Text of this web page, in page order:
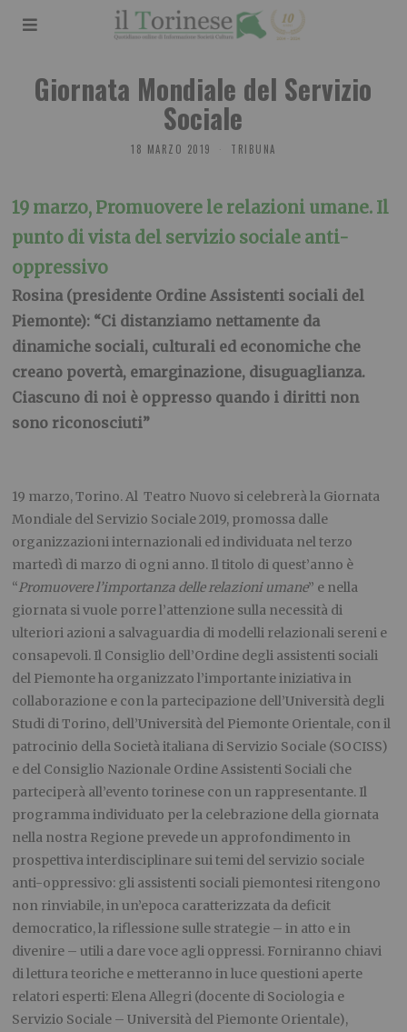
Giornata Mondiale del Servizio
Sociale
18 MARZO 2019 TRIBUNA
19 marzo, Promuovere le relazioni umane. Il
punto di vista del servizio sociale anti-
oppressivo
Rosina (presidente Ordine Assistenti sociali del
Piemonte): “Ci distanziamo nettamente da
dinamiche sociali, culturali ed economiche che
creano povertà, emarginazione, disuguaglianza.
Ciascuno di noi è oppresso quando i diritti non
sono riconosciuti”
19 marzo, Torino. Al Teatro Nuovo si celebrerà la Giornata
Mondiale del Servizio Sociale 2019, promossa dalle
organizzazioni internazionali ed individuata nel terzo
martedì di marzo di ogni anno. Il titolo di quest’anno è
“Promuovere l’importanza delle relazioni umane” e nella
giornata si vuole porre l’attenzione sulla necessità di
ulteriori azioni a salvaguardia di modelli relazionali sereni e
consapevoli. Il Consiglio dell’Ordine degli assistenti sociali
del Piemonte ha organizzato l’importante iniziativa in
collaborazione e con la partecipazione dell’Università degli
Studi di Torino, dell’Università del Piemonte Orientale, con il
patrocinio della Società italiana di Servizio Sociale (SOCISS)
e del Consiglio Nazionale Ordine Assistenti Sociali che
parteciperà all’evento torinese con un rappresentante. Il
programma individuato per la celebrazione della giornata
nella nostra Regione prevede un approfondimento in
prospettiva interdisciplinare sui temi del servizio sociale
anti-oppressivo: gli assistenti sociali piemontesi ritengono
non rinviabile, in un’epoca caratterizzata da deficit
democratico, la riflessione sulle strategie – in atto e in
divenire – utili a dare voce agli oppressi. Forniranno chiavi
di lettura teoriche e metteranno in luce questioni aperte
relatori esperti: Elena Allegri (docente di Sociologia e
Servizio Sociale – Università del Piemonte Orientale),